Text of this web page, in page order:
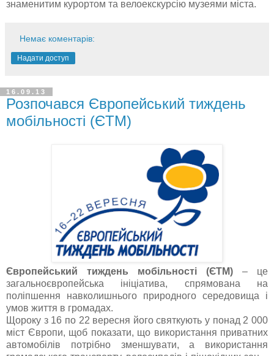
знаменитим курортом та велоекскурсію музеями міста.
Немає коментарів:
Надати доступ
16.09.13
Розпочався Європейський тиждень
мобільності (ЄТМ)
Європейський тиждень мобільності (ЄТМ) – це
загальноєвропейська ініціатива, спрямована на
поліпшення навколишнього природного середовища і
умов життя в громадах.
Щороку з 16 по 22 вересня його святкують у понад 2 000
міст Європи, щоб показати, що використання приватних
автомобілів потрібно зменшувати, а використання